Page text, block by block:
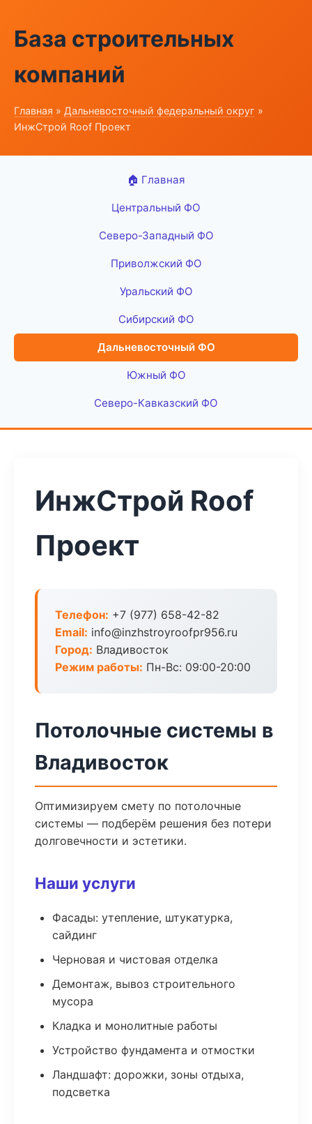
База строительных
компаний
Главная » Дальневосточный федеральный округ »
ИнжСтрой Roof Проект
🏠 Главная
Центральный ФО
Северо-Западный ФО
Приволжский ФО
Уральский ФО
Сибирский ФО
Дальневосточный ФО
Южный ФО
Северо-Кавказский ФО
ИнжСтрой Roof
Проект
Телефон: +7 (977) 658-42-82
Email: info@inzhstroyroofpr956.ru
Город: Владивосток
Режим работы: Пн-Вс: 09:00-20:00
Потолочные системы в
Владивосток
Оптимизируем смету по потолочные
системы — подберём решения без потери
долговечности и эстетики.
Наши услуги
Фасады: утепление, штукатурка,
сайдинг
Черновая и чистовая отделка
Демонтаж, вывоз строительного
мусора
Кладка и монолитные работы
Устройство фундамента и отмостки
Ландшафт: дорожки, зоны отдыха,
подсветка